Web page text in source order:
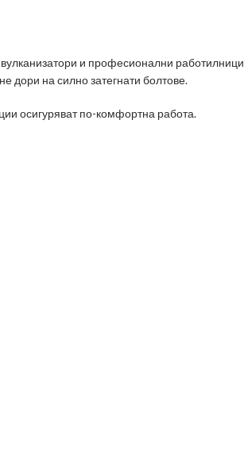
и професионални
дори на силно затегнати болтове.
осигуряват по-комфортна работа.